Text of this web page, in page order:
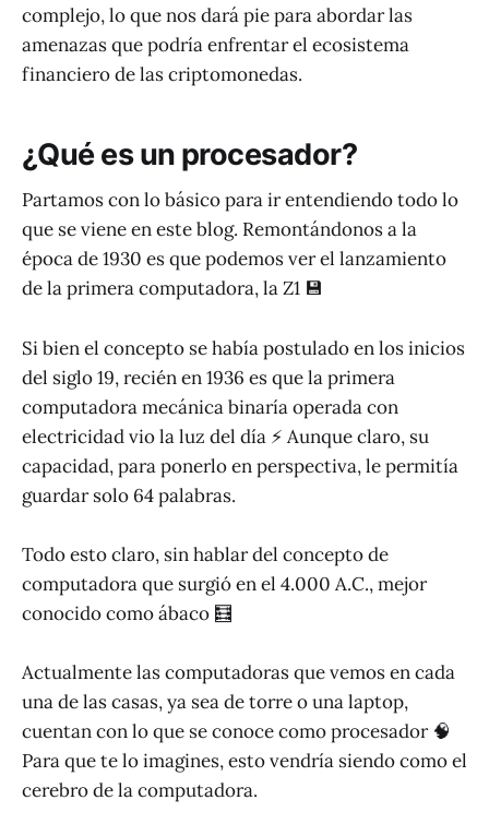
complejo, lo que nos dará pie para abordar las
amenazas que podría enfrentar el ecosistema
financiero de las criptomonedas.
¿Qué es un procesador?
Partamos con lo básico para ir entendiendo todo lo
que se viene en este blog. Remontándonos a la
época de 1930 es que podemos ver el lanzamiento
de la primera computadora, la Z1 💾
Si bien el concepto se había postulado en los inicios
del siglo 19, recién en 1936 es que la primera
computadora mecánica binaría operada con
electricidad vio la luz del día ⚡️ Aunque claro, su
capacidad, para ponerlo en perspectiva, le permitía
guardar solo 64 palabras.
Todo esto claro, sin hablar del concepto de
computadora que surgió en el 4.000 A.C., mejor
conocido como ábaco 🧮
Actualmente las computadoras que vemos en cada
una de las casas, ya sea de torre o una laptop,
cuentan con lo que se conoce como procesador 🧠
Para que te lo imagines, esto vendría siendo como el
cerebro de la computadora.